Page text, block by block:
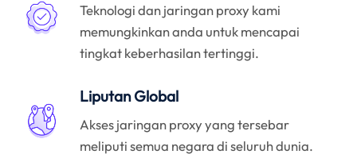
Teknologi dan jaringan proxy kami
memungkinkan anda untuk mencapai
tingkat keberhasilan tertinggi.
Liputan Global
Akses jaringan proxy yang tersebar
meliputi semua negara di seluruh dunia.